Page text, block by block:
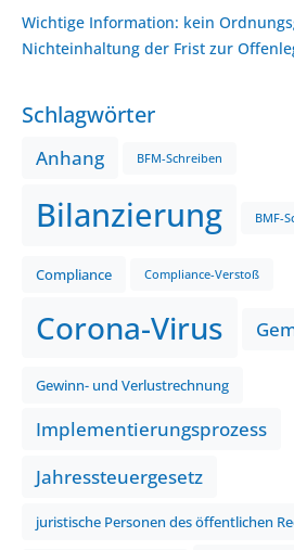
Wichtige Information: kein
Nichteinhaltung der Frist zur
Schlagwörter
Anhang BFM-Schreiben
Bilanzierung BMF-
Compliance Compliance-Verstoß
Corona-Virus
Gewinn- und Verlustrechnung
Implementierungsprozess
Jahressteuergesetz
juristische Personen des öffentlichen